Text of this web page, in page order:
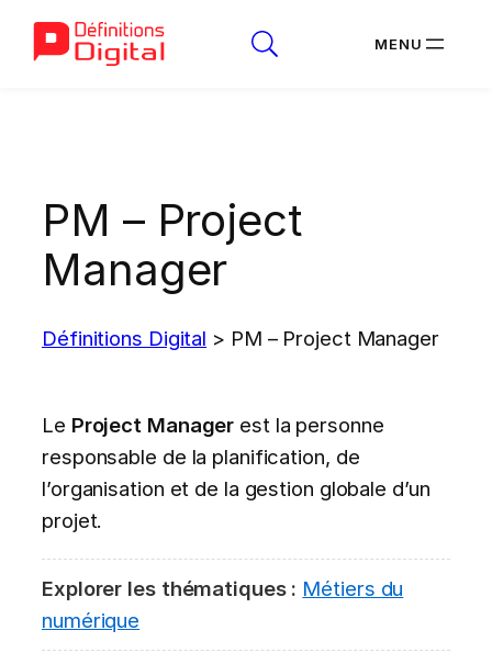
PM – Project
Manager
Définitions Digital > PM – Project Manager
Le Project Manager est la personne
responsable de la planification, de
l’organisation et de la gestion globale d’un
projet.
Explorer les thématiques : Métiers du
numérique